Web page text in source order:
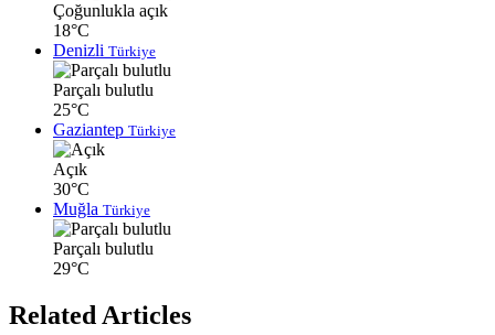
Çoğunlukla açık
18°C
Denizli Türkiye
Parçalı bulutlu
25°C
Gaziantep Türkiye
Açık
30°C
Muğla Türkiye
Parçalı bulutlu
29°C
Related Articles